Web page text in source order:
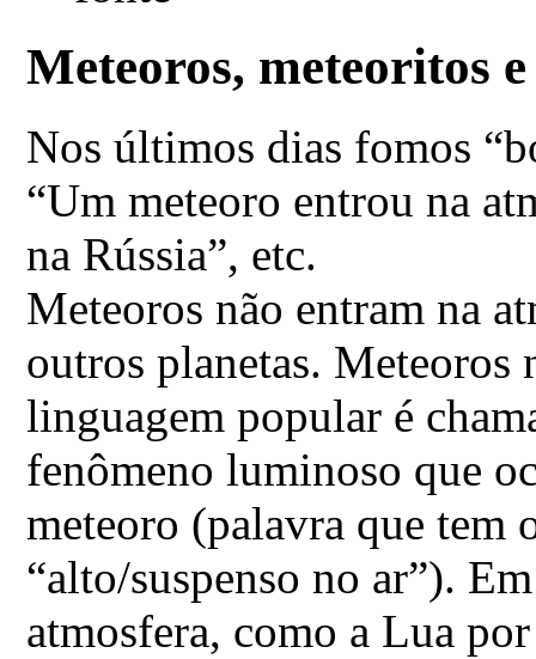
Meteoros, meteoritos
Nos últimos dias fomos
“Um meteoro entrou na
na Rússia”, etc.
Meteoros não entram na
outros planetas. Meteoros
linguagem popular é
fenômeno luminoso que
meteoro (palavra que tem
“alto/suspenso no ar”).
atmosfera, como a Lua